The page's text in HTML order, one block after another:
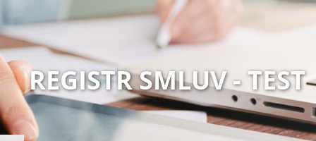
REGISTR SMLUV - TEST